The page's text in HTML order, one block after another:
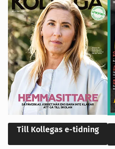
Till Kollegas e-tidning